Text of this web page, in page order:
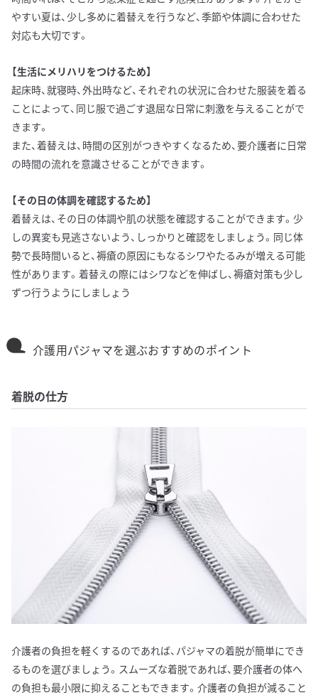
やすい夏は、少し多めに着替えを行うなど、季節や体調に合わせた
対応も大切です。
【生活にメリハリをつけるため】
起床時、就寝時、外出時など、それぞれの状況に合わせた服装を着る
ことによって、同じ服で過ごす退屈な日常に刺激を与えることがで
きます。
また、着替えは、時間の区別がつきやすくなるため、要介護者に日常
の時間の流れを意識させることができます。
【その日の体調を確認するため】
着替えは、その日の体調や肌の状態を確認することができます。少
しの異変も見逃さないよう、しっかりと確認をしましょう。同じ体
勢で長時間いると、褥瘡の原因にもなるシワやたるみが増える可能
性があります。着替えの際にはシワなどを伸ばし、褥瘡対策も少し
ずつ行うようにしましょう
介護用パジャマを選ぶおすすめのポイント
着脱の仕方
介護者の負担を軽くするのであれば、パジャマの着脱が簡単にでき
るものを選びましょう。スムーズな着脱であれば、要介護者の体へ
の負担も最小限に抑えることもできます。介護者の負担が減ること